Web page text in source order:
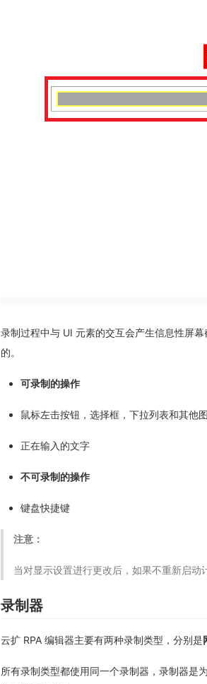
录制过程中与 UI 元素的交互会产生信息性屏
的。
可录制的操作
鼠标左击按钮，选择框，下拉列表和其他
正在输入的文字
不可录制的操作
键盘快捷键
注意：
当对显示设置进行更改后，如果不重新启动
录制器
云扩 RPA 编辑器主要有两种录制类型，分别是
所有录制类型都使用同一个录制器，录制器是